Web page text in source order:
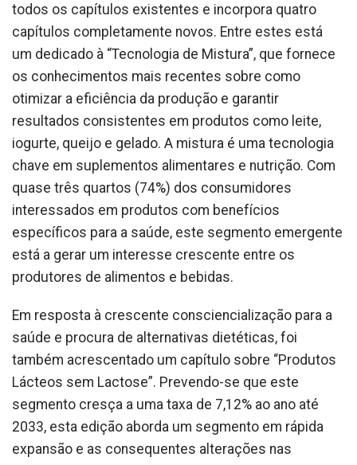
todos os capítulos existentes e incorpora quatro
capítulos completamente novos. Entre estes está
um dedicado à “Tecnologia de Mistura”, que fornece
os conhecimentos mais recentes sobre como
otimizar a eficiência da produção e garantir
resultados consistentes em produtos como leite,
iogurte, queijo e gelado. A mistura é uma tecnologia
chave em suplementos alimentares e nutrição. Com
quase três quartos (74%) dos consumidores
interessados em produtos com benefícios
específicos para a saúde, este segmento emergente
está a gerar um interesse crescente entre os
produtores de alimentos e bebidas.
Em resposta à crescente consciencialização para a
saúde e procura de alternativas dietéticas, foi
também acrescentado um capítulo sobre “Produtos
Lácteos sem Lactose”. Prevendo-se que este
segmento cresça a uma taxa de 7,12% ao ano até
2033, esta edição aborda um segmento em rápida
expansão e as consequentes alterações nas